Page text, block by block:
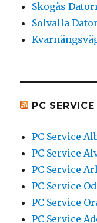
Skogås
Solvalla
PC SERVICE
PC Service
PC Service
PC Service
PC Service
PC Service
PC Service